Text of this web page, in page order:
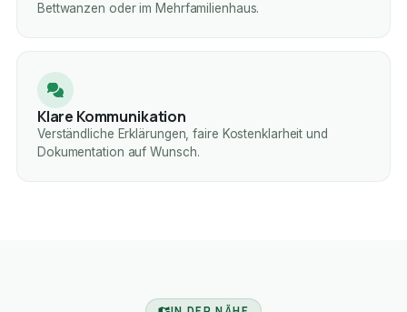
Bettwanzen oder im Mehrfamilienhaus.
Klare Kommunikation
Verständliche Erklärungen, faire Kostenklarheit und
Dokumentation auf Wunsch.